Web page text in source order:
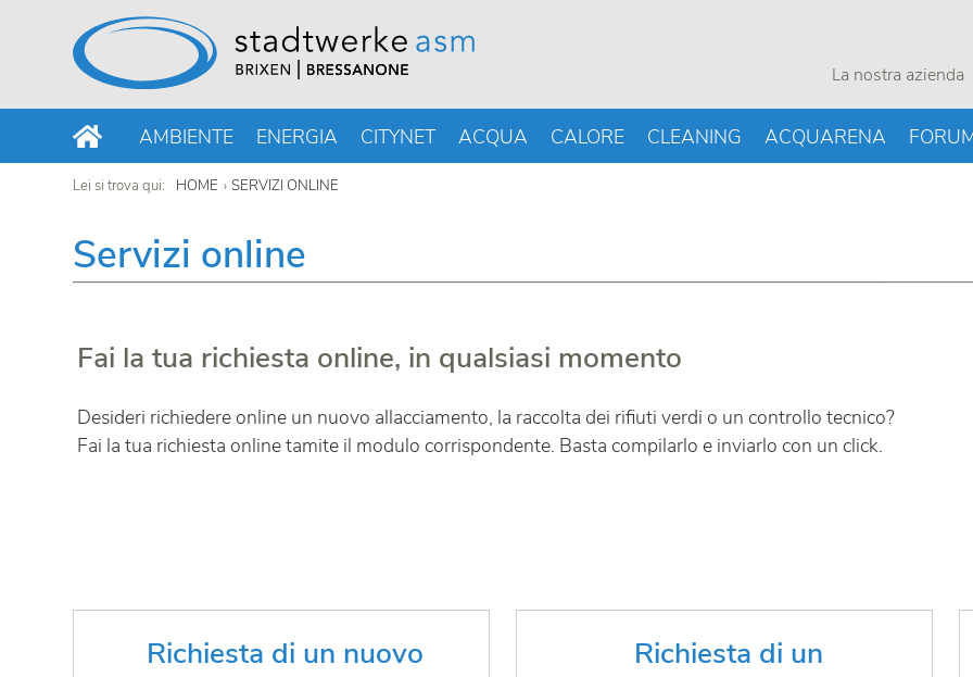
La nostra azienda
AMBIENTE ENERGIA CITYNET ACQUA CALORE CLEANING ACQUARENA
Lei si trova qui: HOME SERVIZI ONLINE
Servizi online
Fai la tua richiesta online, in qualsiasi momento
Desideri richiedere online un nuovo allacciamento, la raccolta dei rifiuti verdi o un controllo tecnico?
Fai la tua richiesta online tamite il modulo corrispondente. Basta compilarlo e inviarlo con un click.
Richiesta di un nuovo
Hai bisogno di un allacciamento
Richiesta di un
Hai bisogno di un allacciamento